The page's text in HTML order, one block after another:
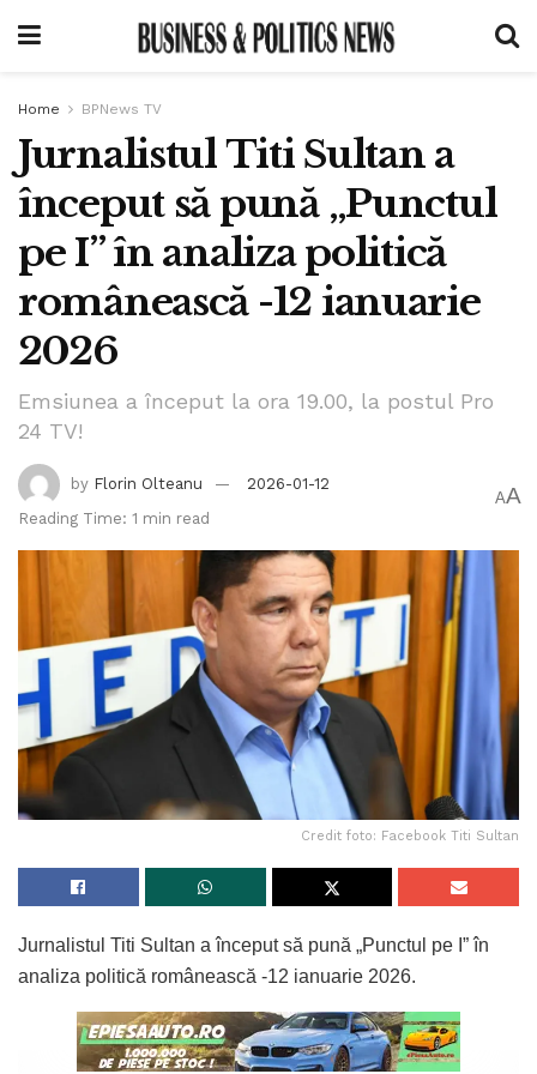
Home BPNews TV
Jurnalistul Titi Sultan a
început să pună „Punctul
pe I” în analiza politică
românească -12 ianuarie
2026
Emsiunea a început la ora 19.00, la postul Pro
24 TV!
by Florin Olteanu
2026-01-12
Reading Time: 1 min read
AA
Credit foto: Facebook Titi Sultan
Jurnalistul Titi Sultan a început să pună „Punctul pe I” în
analiza politică românească -12 ianuarie 2026.